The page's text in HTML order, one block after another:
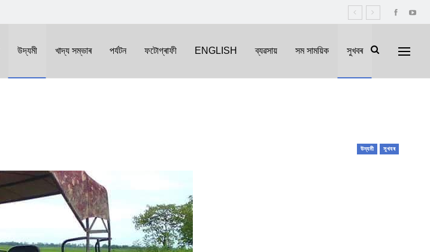
উদ্যমী খাদ্য সম্ভাৰ পৰ্যটন ফটোগ্ৰাফী ENGLISH ব্যৱসায় সম সাময়িক সুখবৰ
উদ্যমী সুখবৰ